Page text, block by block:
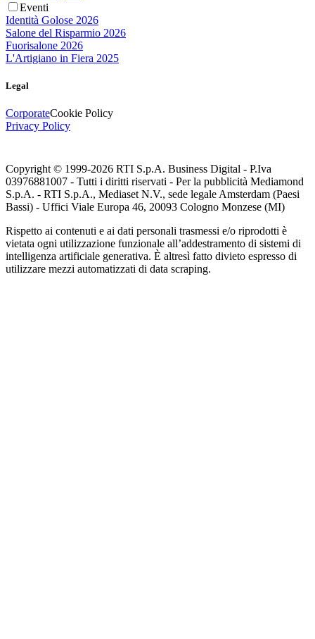
Eventi
Identità Golose 2026
Salone del Risparmio 2026
Fuorisalone 2026
L'Artigiano in Fiera 2025
Legal
CorporateCookie Policy
Privacy Policy
Copyright © 1999-2026 RTI S.p.A. Business Digital - P.Iva
03976881007 - Tutti i diritti riservati - Per la pubblicità Mediamond
S.p.A. - RTI S.p.A., Mediaset N.V., sede legale Amsterdam (Paesi
Bassi) - Uffici Viale Europa 46, 20093 Cologno Monzese (MI)
Rispetto ai contenuti e ai dati personali trasmessi e/o riprodotti è
vietata ogni utilizzazione funzionale all’addestramento di sistemi di
intelligenza artificiale generativa. È altresì fatto divieto espresso di
utilizzare mezzi automatizzati di data scraping.